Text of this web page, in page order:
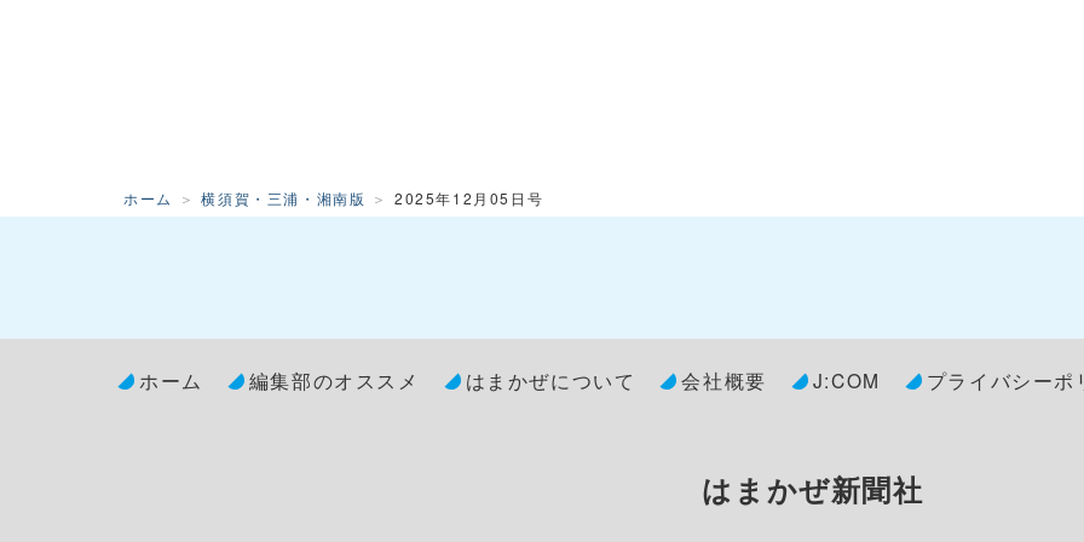
ホーム 横須賀・三浦・湘南版 2025年12月05日号
ホーム 編集部のオススメ はまかぜについて 会社概要 J:COM プライバシーポ
はまかぜ新聞社